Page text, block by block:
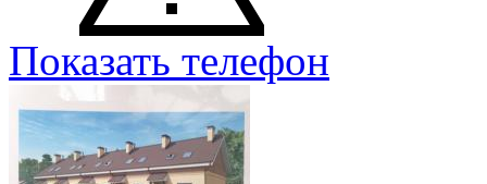
Показать телефон